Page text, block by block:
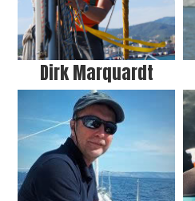
Dirk Marquardt